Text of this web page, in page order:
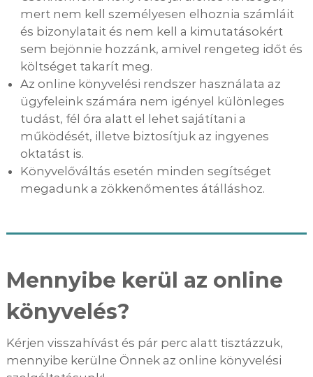
mert nem kell személyesen elhoznia számláit
és bizonylatait és nem kell a kimutatásokért
sem bejönnie hozzánk, amivel rengeteg időt és
költséget takarít meg.
Az online könyvelési rendszer használata az
ügyfeleink számára nem igényel különleges
tudást, fél óra alatt el lehet sajátítani a
működését, illetve biztosítjuk az ingyenes
oktatást is.
Könyvelőváltás esetén minden segítséget
megadunk a zökkenőmentes átálláshoz.
Mennyibe kerül az online
könyvelés?
Kérjen visszahívást és pár perc alatt tisztázzuk,
mennyibe kerülne Önnek az online könyvelési